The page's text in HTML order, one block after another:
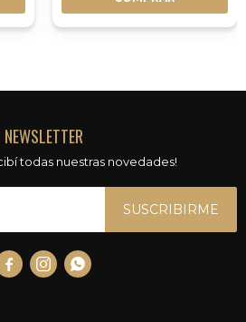
NEWSLETTER
todas nuestras novedades!
SUSCRIBIRME
  